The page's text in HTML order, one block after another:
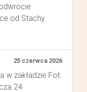
od Stachy
25 czerwca 2026
w zakładzie Fot.
24